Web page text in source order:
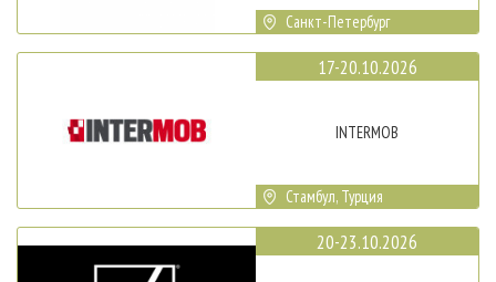
Санкт-Петербург
17-20.10.2026
INTERMOB
Стамбул, Турция
20-23.10.2026